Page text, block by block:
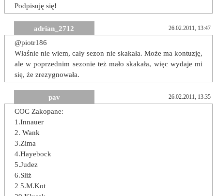
Podpisuję się!
adrian_2712 26.02.2011, 13:47
@piotr186
Właśnie nie wiem, cały sezon nie skakała. Może ma kontuzję,
ale w poprzednim sezonie też mało skakała, więc wydaje mi
się, że zrezygnowała.
pav 26.02.2011, 13:35
COC Zakopane:
1.Innauer
2. Wank
3.Zima
4.Hayebock
5.Judez
6.Sliż
2 5.M.Kot